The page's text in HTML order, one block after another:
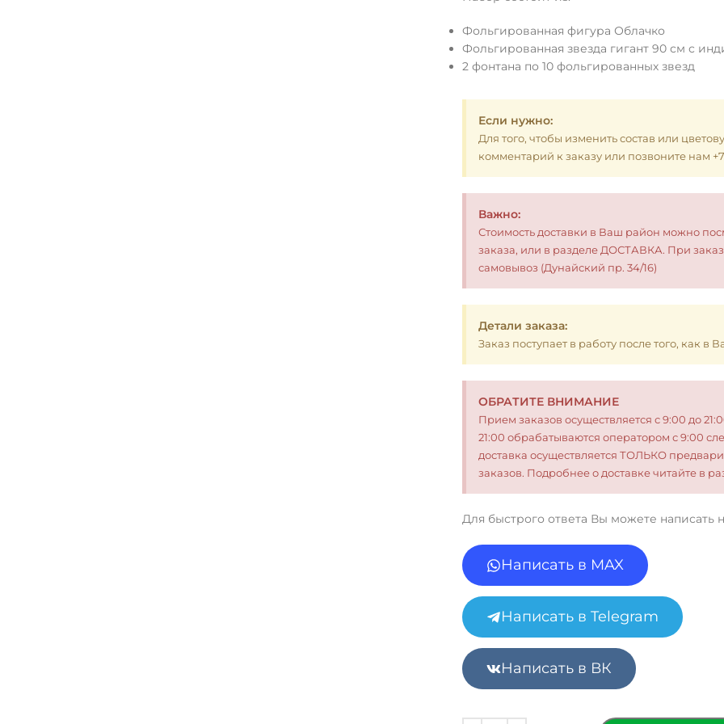
Фольгированная фигура Облачко
Фольгированная звезда гигант 90 см с
2 фонтана по 10 фольгированных звезд
Если нужно:
Для того, чтобы изменить состав или
комментарий к заказу или позвоните нам +7
Важно:
Стоимость доставки в Ваш район можно
заказа, или в разделе ДОСТАВКА. При
самовывоз (Дунайский пр. 34/16)
Детали заказа:
Заказ поступает в работу после того, как
ОБРАТИТЕ ВНИМАНИЕ
Прием заказов осуществляется с 9:00 до
21:00 обрабатываются оператором с 9:00
доставка осуществляется ТОЛЬКО
заказов. Подробнее о доставке читайте в
Для быстрого ответа Вы можете написать
Написать в MAX
Написать в Telegram
Написать в ВК